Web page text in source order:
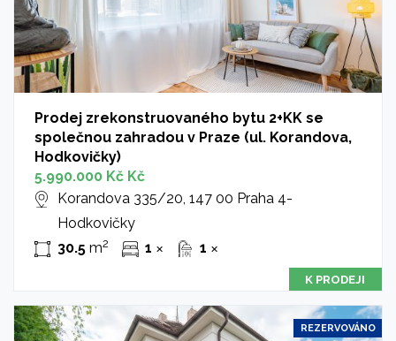
Prodej zrekonstruovaného bytu 2+KK se
společnou zahradou v Praze (ul. Korandova,
Hodkovičky)
5.990.000 Kč Kč
Korandova 335/20, 147 00 Praha 4-
Hodkovičky
30.5m2 1 ✕ 1 ✕
K PRODEJI
REZERVOVÁNO